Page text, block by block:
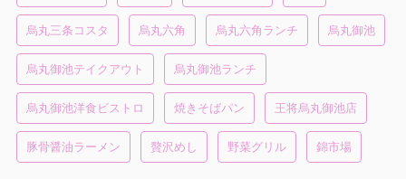
烏丸三条コスタ 烏丸六角 烏丸六角ランチ 烏丸御池
烏丸御池テイクアウト 烏丸御池ランチ
烏丸御池洋食ビストロ 焼きそばパン 王将烏丸御池店
豚骨醤油ラーメン 贅沢めし 野菜グリル 錦市場